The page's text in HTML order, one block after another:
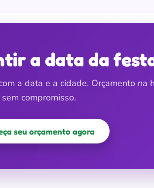
a data da
a data e a cidade. Orçamento na
sem compromisso.
seu orçamento agora